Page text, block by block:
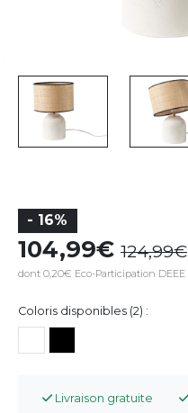
- 16%
104,99 124,99
dont 0,20€ Eco-Participation DEEE
Coloris disponibles (2) :
Livraison gratuite